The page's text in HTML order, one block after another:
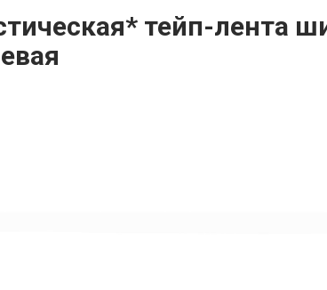
тейп-лента